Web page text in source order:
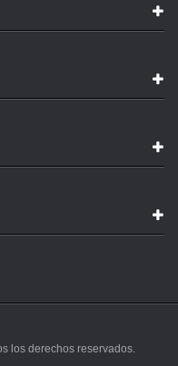
los derechos reservados.